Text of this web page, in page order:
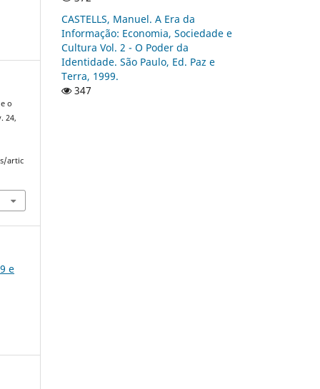
o
24,
artic
e
CASTELLS, Manuel. A Era da
Informação: Economia, Sociedade e
Cultura Vol. 2 - O Poder da
Identidade. São Paulo, Ed. Paz e
Terra, 1999.
347